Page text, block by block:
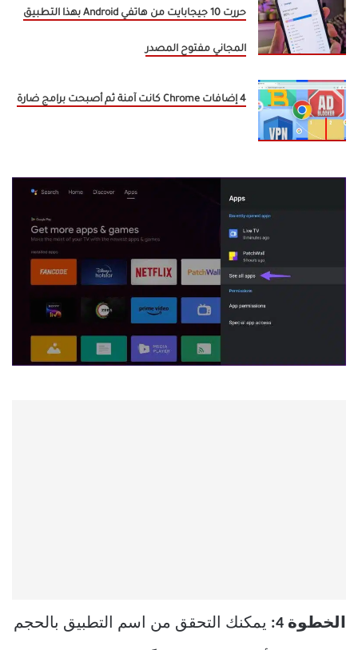
حررت 10 جيجابايت من هاتفي Android بهذا التطبيق
المجاني مفتوح المصدر
4 إضافات Chrome كانت آمنة ثم أصبحت برامج ضارة
الخطوة 4: يمكنك التحقق من اسم التطبيق بالحجم